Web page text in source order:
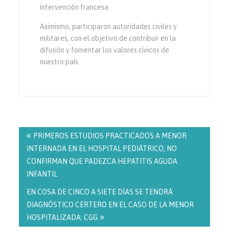
intervención francesa.
Asimismo, participaron autoridades civiles y
militares, con el objetivo de contribuir en la
difusión y fomentar los valores cívicos de
nuestro país.
de
entradas
PRIMEROS ESTUDIOS PRACTICADOS A MENOR
INTERNADA EN EL HOSPITAL PEDIÁTRICO, NO
CONFIRMAN QUE PADEZCA HEPATITIS AGUDA
INFANTIL
EN COSA DE CINCO A SIETE DÍAS SE TENDRÁ
DIAGNÓSTICO CERTERO EN EL CASO DE LA MENOR
HOSPITALIZADA: CGG